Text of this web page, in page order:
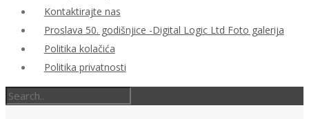
Kontaktirajte nas
Proslava 50. godišnjice -Digital Logic Ltd Foto galerija
Politika kolačića
Politika privatnosti